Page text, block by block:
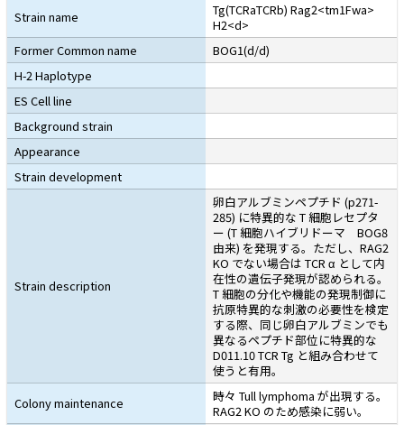
Strain name
Tg(TCRaTCRb) Rag2<tm1Fwa>
H2<d>
Former Common name
BOG1(d/d)
H-2 Haplotype
ES Cell line
Background strain
Appearance
Strain development
Strain description
卵白アルブミンペプチド (p271-
285) に特異的な T 細胞レセプタ
ー (T 細胞ハイブリドーマ BOG8
由来) を発現する。ただし、RAG2
KO でない場合は TCR α として内
在性の遺伝子発現が認められる。
T 細胞の分化や機能の発現制御に
抗原特異的な刺激の必要性を検定
する際、同じ卵白アルブミンでも
異なるペプチド部位に特異的な
D011.10 TCR Tg と組み合わせて
使うと有用。
Colony maintenance
時々 Tull lymphoma が出現する。
RAG2 KO のため感染に弱い。